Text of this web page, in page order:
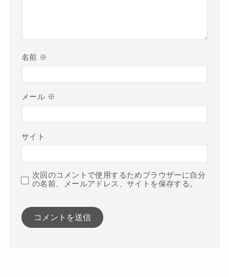
名前 ※
メール ※
サイト
次回のコメントで使用するためブラウザーに自分
の名前、メールアドレス、サイトを保存する。